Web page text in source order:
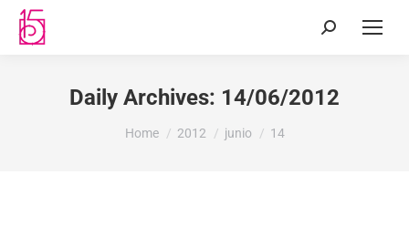
Daily Archives: 14/06/2012
You are here:
Home 2012 junio 14